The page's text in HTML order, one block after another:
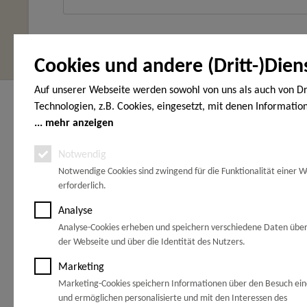
Cookies und andere (Dritt-
Auf unserer Webseite werden sowohl von uns als auch von
Technologien, z.B. Cookies, eingesetzt, mit denen
Endgerät gespeichert und/oder von Ihrem Endgerät
Analyse-, Marketing- und Statistik-Cookies. Bei den
handelt es sich um solche, die technisch notwendig sind, um
gewünschten Dienst bereitzustellen, die übrigen Cookies
Grund einer von Ihnen erteilten Einwilligung gesetzt. Die
freiwillig. Personen, die das 16. Lebensjahr noch nicht
benötigen die Zustimmung der Sorgeberechtigten. Sie können
dazu lediglich den Cookie-Banner erneut auf und ändern Sie
Einstellungen entsprechend ab. Im Rahmen Ihres Besuchs
können möglicherweise auch noch andere Informationen wie
mehr anzeigen
Notwendig
Notwendige Cookies sind zwingend für die Funktionalität einer
erforderlich.
Analyse
Analyse-Cookies erheben und speichern verschiedene Daten
der Webseite und über die Identität des Nutzers.
Marketing
Marketing-Cookies speichern Informationen über den Besuch
und ermöglichen personalisierte und mit den Interessen des
Hier finden Sie uns
HOLZ-WOHNEN-GARTEN
Vöhrumer Str. 40
(Gewerbegebiet Schachtanlage Peine)
31228 Peine
an der A2.
Ca. 30 km bisBraunschweig
Ca. 55 km bisWolfsburg
Ca. 35 km bis
Ca. 33 km bisHildesheim
Ca. 35 km bisSalzgitter
Service